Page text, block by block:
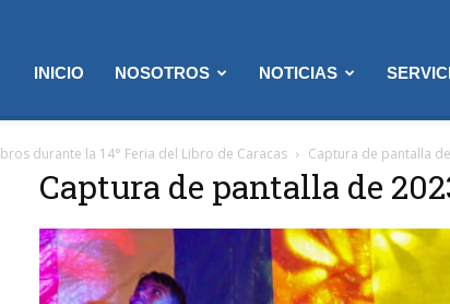
INICIO NOSOTROS NOTICIAS
durante la 14° Feria del Libro de Caracas Captura de pantalla
Captura de pantalla de